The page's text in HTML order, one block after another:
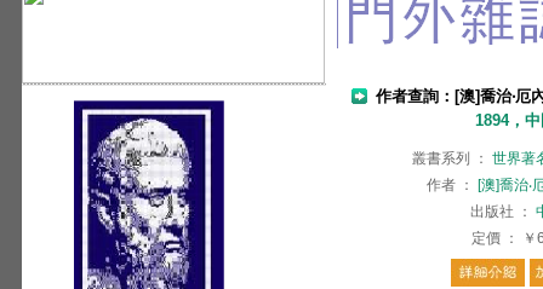
作者查詢：[澳]喬治‧厄
1894，
叢書系列 ： 世界著
作者 ：
[澳]喬治‧
出版社
：
定價 ： ￥